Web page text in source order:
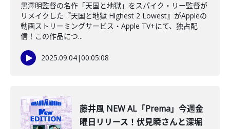
黒澤明監督の名作「天国と地獄」をスパイク・リー監督が
リメイクした『天国と地獄 Highest 2 Lowest』がAppleの
動画ストリーミングサービス・Apple TV+にて、独占配
信！この作品につ...
2025.09.04|00:05:08
藤井風 NEW AL「Prema」今週金
曜日リリース！伏見瞬さんと深堀